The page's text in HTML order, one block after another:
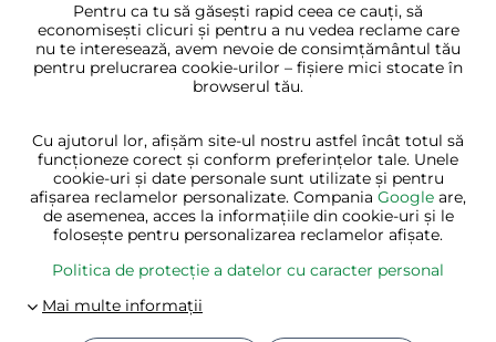
România
Pentru ca tu să găsești rapid ceea ce cauți, să
economisești clicuri și pentru a nu vedea reclame care
nu te interesează, avem nevoie de consimțământul tău
pentru prelucrarea cookie-urilor – fișiere mici stocate în
browserul tău.
Cu ajutorul lor, afișăm site-ul nostru astfel încât totul să
funcționeze corect și conform preferințelor tale. Unele
cookie-uri și date personale sunt utilizate și pentru
afișarea reclamelor personalizate. Compania Google are,
de asemenea, acces la informațiile din cookie-uri și le
folosește pentru personalizarea reclamelor afișate.
Politica de protecție a datelor cu caracter personal